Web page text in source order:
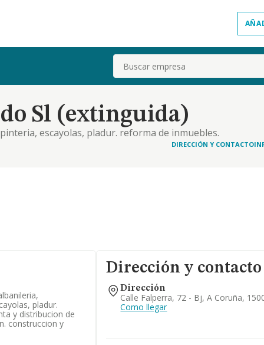
Buscar
Sl (extinguida)
escayolas, pladur. reforma de inmuebles.
DIRECCIÓN Y CONTACTO
pladur.
y distribucion de
construccion y
Dirección y contacto
Dirección
Calle Falperra, 72 - Bj, A Coruña,
Como llegar